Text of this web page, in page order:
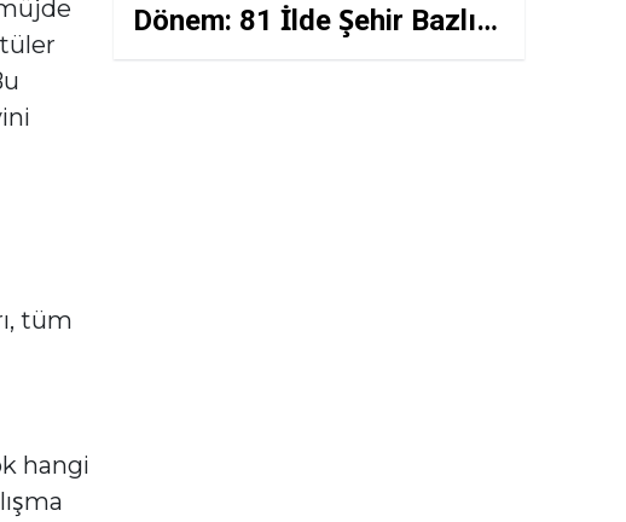
tüm
hangi
Dönem: 81 İlde Şehir Bazlı
Destek Paketi Başladı!